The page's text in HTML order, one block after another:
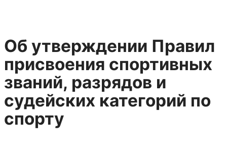
Об утверждении Правил
присвоения спортивных
званий, разрядов и
судейских категорий по
спорту